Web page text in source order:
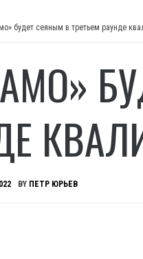
будет сеяным в третьем раунде
BY ПЕТР ЮРЬЕВ